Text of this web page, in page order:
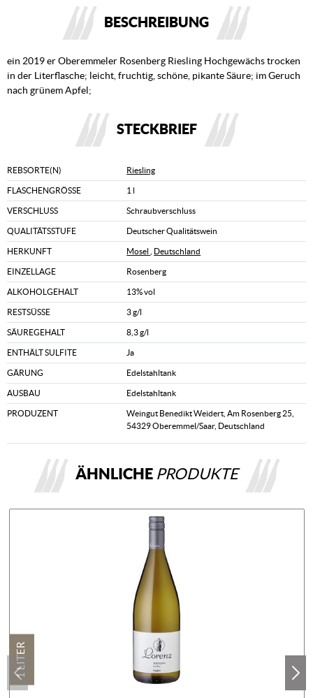
BESCHREIBUNG
ein 2019 er Oberemmeler Rosenberg Riesling Hochgewächs trocken
in der Literflasche; leicht, fruchtig, schöne, pikante Säure; im Geruch
nach grünem Apfel;
STECKBRIEF
REBSORTE(N) Riesling
FLASCHENGRÖSSE 1 l
VERSCHLUSS Schraubverschluss
QUALITÄTSSTUFE Deutscher Qualitätswein
HERKUNFT Mosel Deutschland
EINZELLAGE Rosenberg
ALKOHOLGEHALT 13% vol
RESTSÜSSE 3 g/l
SÄUREGEHALT 8,3 g/l
ENTHÄLT SULFITE Ja
GÄRUNG Edelstahltank
AUSBAU Edelstahltank
PRODUZENT
Weingut Benedikt Weidert, Am Rosenberg 25,
54329 Oberemmel/Saar, Deutschland
ÄHNLICHE PRODUKTE
1 LITER